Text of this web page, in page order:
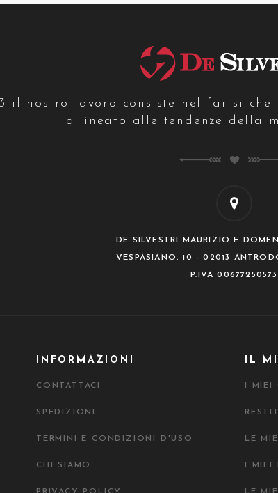
il nostro lavoro consiste nel far si
allineato alle tendenze della
DE SILVESTRI MAURIZIO E
VESPASIANO, 10 - 02013
P.IVA 00677250573
INFORMAZIONI
CONTATTACI
SPEDIZIONI
TERMINI E CONDIZIONI D'USO
CHI SIAMO
IL
I MIEI
LE
I MIEI